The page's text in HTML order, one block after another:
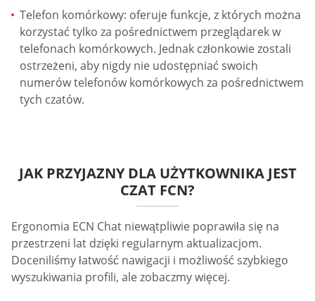
Telefon komórkowy: oferuje funkcje, z których można
korzystać tylko za pośrednictwem przeglądarek w
telefonach komórkowych. Jednak członkowie zostali
ostrzeżeni, aby nigdy nie udostępniać swoich
numerów telefonów komórkowych za pośrednictwem
tych czatów.
JAK PRZYJAZNY DLA UŻYTKOWNIKA JEST
CZAT FCN?
Ergonomia ECN Chat niewątpliwie poprawiła się na
przestrzeni lat dzięki regularnym aktualizacjom.
Doceniliśmy łatwość nawigacji i możliwość szybkiego
wyszukiwania profili, ale zobaczmy więcej.